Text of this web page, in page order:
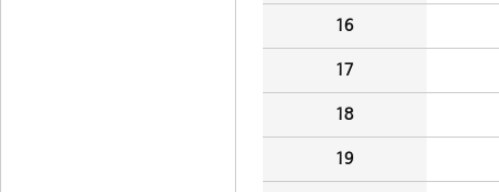
16
17
18
19